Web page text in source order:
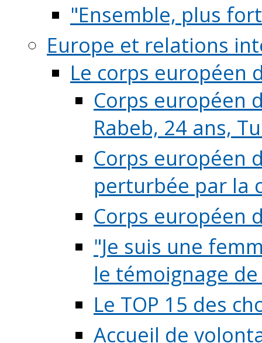
"Ensemble, plus
Europe et relations
Le corps européen
Corps européen
Rabeb, 24 ans,
Corps européen
perturbée par la
Corps européen
"Je suis une
le témoignage de
Le TOP 15 des
Accueil de